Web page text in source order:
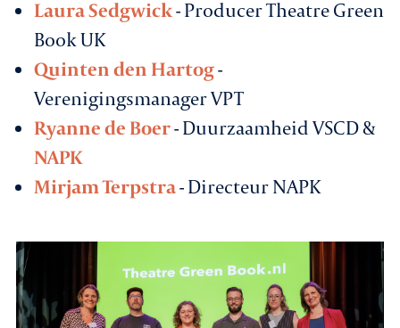
Laura Sedgwick- Producer Theatre Green
Book UK
Quinten den Hartog-
Verenigingsmanager VPT
Ryanne de Boer- Duurzaamheid VSCD &
NAPK
Mirjam Terpstra- Directeur NAPK